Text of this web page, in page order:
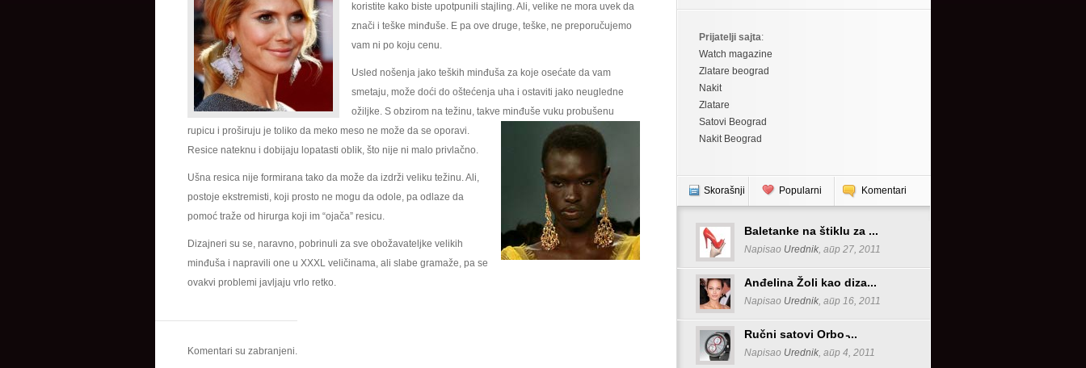
koristite kako biste upotpunili stajling. Ali, velike ne mora uvek da
znači i teške minđuše. E pa ove druge, teške, ne preporučujemo
vam ni po koju cenu.
Usled nošenja jako teških minđuša za koje osećate da vam
smetaju, može doći do oštećenja uha i ostaviti jako neugledne
ožiljke. S obzirom na težinu, takve minđuše vuku probušenu
rupicu i proširuju je toliko da meko meso ne može da se oporavi.
Resice nateknu i dobijaju lopatasti oblik, što nije ni malo privlačno.
Ušna resica nije formirana tako da može da izdrži veliku težinu. Ali,
postoje ekstremisti, koji prosto ne mogu da odole, pa odlaze da
pomoć traže od hirurga koji im “ojača” resicu.
Dizajneri su se, naravno, pobrinuli za sve obožavateljke velikih
minđuša i napravili one u XXXL veličinama, ali slabe gramaže, pa se
ovakvi problemi javljaju vrlo retko.
Komentari su zabranjeni.
Prijatelji sajta:
Watch magazine
Zlatare beograd
Nakit
Zlatare
Satovi Beograd
Nakit Beograd
Skorašnji Popularni Komentari
Baletanke na štiklu za ...
Napisao Urednik, апр 27, 2011
Anđelina Žoli kao diza...
Napisao Urednik, апр 16, 2011
Ručni satovi Orbo ̵...
Napisao Urednik, апр 4, 2011